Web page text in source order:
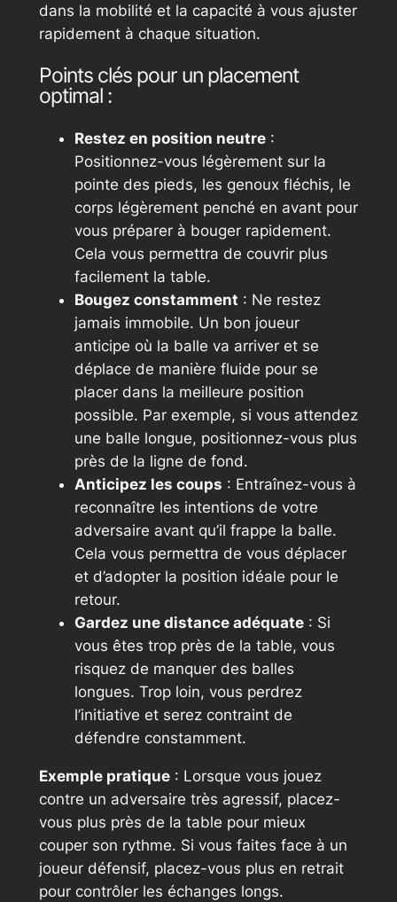
dans la mobilité et la capacité à vous ajuster
rapidement à chaque situation.
Points clés pour un placement
optimal :
Restez en position neutre:
Positionnez-vous légèrement sur la
pointe des pieds, les genoux fléchis, le
corps légèrement penché en avant pour
vous préparer à bouger rapidement.
Cela vous permettra de couvrir plus
facilement la table.
Bougez constamment : Ne restez
jamais immobile. Un bon joueur
anticipe où la balle va arriver et se
déplace de manière fluide pour se
placer dans la meilleure position
possible. Par exemple, si vous attendez
une balle longue, positionnez-vous plus
près de la ligne de fond.
Anticipez les coups : Entraînez-vous à
reconnaître les intentions de votre
adversaire avant qu’il frappe la balle.
Cela vous permettra de vous déplacer
et d’adopter la position idéale pour le
retour.
Gardez une distance adéquate: Si
vous êtes trop près de la table, vous
risquez de manquer des balles
longues. Trop loin, vous perdrez
l’initiative et serez contraint de
défendre constamment.
Exemple pratique: Lorsque vous jouez
contre un adversaire très agressif, placez-
vous plus près de la table pour mieux
couper son rythme. Si vous faites face à un
joueur défensif, placez-vous plus en retrait
pour contrôler les échanges longs.